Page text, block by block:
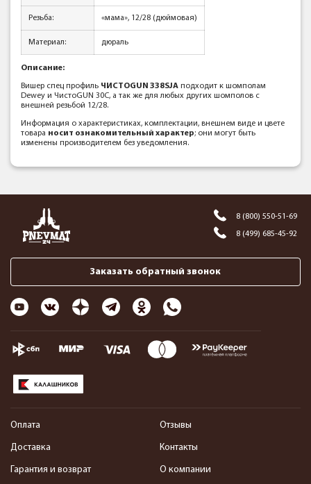
Резьба: «мама», 12/28 (дюймовая)
Материал: дюраль
Описание:
Вишер спец профиль ЧИСТОGUN 338SJA подходит к шомполам
Dewey и ЧистоGUN 30C, а так же для любых других шомполов с
внешней резьбой 12/28.
Информация о характеристиках, комплектации, внешнем виде и цвете
товара носит ознакомительный характер; они могут быть
изменены производителем без уведомления.
8 (800) 550-51-69
8 (499) 685-45-92
Заказать обратный звонок
Оплата
Доставка
Гарантия и возврат
Отзывы
Контакты
О компании